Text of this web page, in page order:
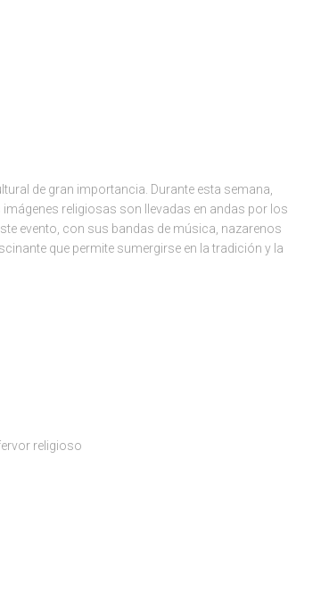
de gran importancia. Durante esta semana,
religiosas son llevadas en andas por los
evento, con sus bandas de música, nazarenos
que permite sumergirse en la tradición y la
religioso